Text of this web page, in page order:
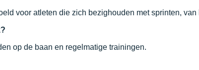
voor atleten die zich bezighouden met sprinten,
op de baan en regelmatige trainingen.